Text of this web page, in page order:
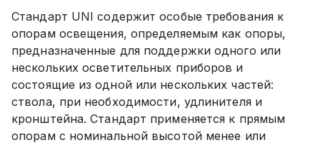
Стандарт UNI содержит особые требования к
опорам освещения, определяемым как опоры,
предназначенные для поддержки одного или
нескольких осветительных приборов и
состоящие из одной или нескольких частей:
ствола, при необходимости, удлинителя и
кронштейна. Стандарт применяется к прямым
опорам с номинальной высотой менее или